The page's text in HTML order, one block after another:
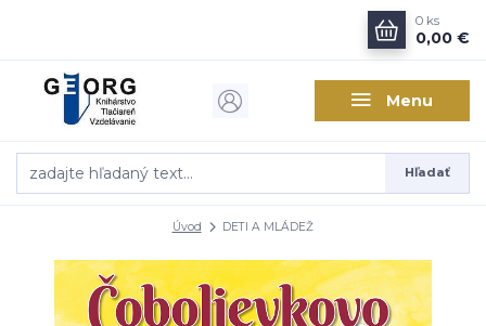
Menu
Hľadať
0 ks
0,00 €
Úvod DETI A MLÁDEŽ